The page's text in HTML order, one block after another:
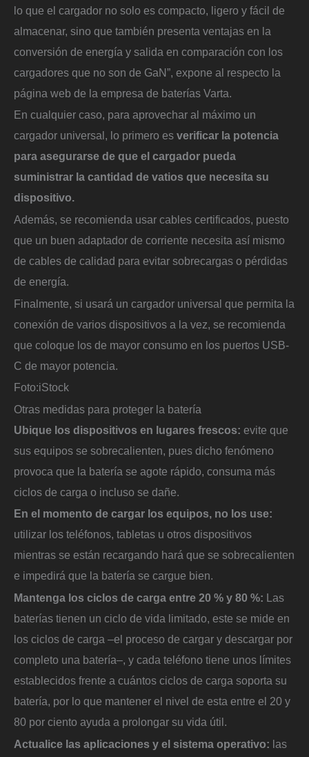
lo que el cargador no solo es compacto, ligero y fácil de
almacenar, sino que también presenta ventajas en la
conversión de energía y salida en comparación con los
cargadores que no son de GaN”, expone al respecto la
página web de la empresa de baterías Varta.
En cualquier caso, para aprovechar al máximo un
cargador universal, lo primero es verificar la potencia
para asegurarse de que el cargador pueda
suministrar la cantidad de vatios que necesita su
dispositivo.
Además, se recomienda usar cables certificados, puesto
que un buen adaptador de corriente necesita así mismo
de cables de calidad para evitar sobrecargas o pérdidas
de energía.
Finalmente, si usará un cargador universal que permita la
conexión de varios dispositivos a la vez, se recomienda
que coloque los de mayor consumo en los puertos USB-
C de mayor potencia.
Foto:iStock
Otras medidas para proteger la batería
Ubique los dispositivos en lugares frescos: evite que
sus equipos se sobrecalienten, pues dicho fenómeno
provoca que la batería se agote rápido, consuma más
ciclos de carga o incluso se dañe.
En el momento de cargar los equipos, no los use:
utilizar los teléfonos, tabletas u otros dispositivos
mientras se están recargando hará que se sobrecalienten
e impedirá que la batería se cargue bien.
Mantenga los ciclos de carga entre 20 % y 80 %: Las
baterías tienen un ciclo de vida limitado, este se mide en
los ciclos de carga –el proceso de cargar y descargar por
completo una batería–, y cada teléfono tiene unos límites
establecidos frente a cuántos ciclos de carga soporta su
batería, por lo que mantener el nivel de esta entre el 20 y
80 por ciento ayuda a prolongar su vida útil.
Actualice las aplicaciones y el sistema operativo: las